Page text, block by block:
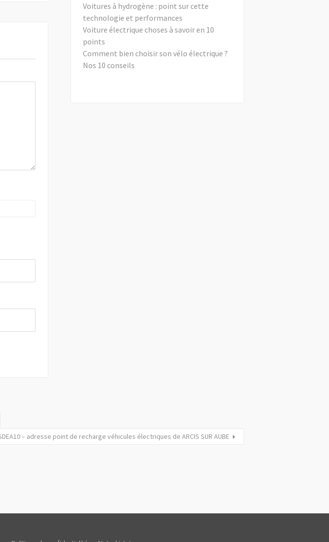
Voitures à hydrogène : point sur cette
technologie et performances
Voiture électrique choses à savoir en 10
points
Comment bien choisir son vélo électrique ?
Nos 10 conseils
– adresse point de recharge véhicules électriques de ARCIS SUR AUBE